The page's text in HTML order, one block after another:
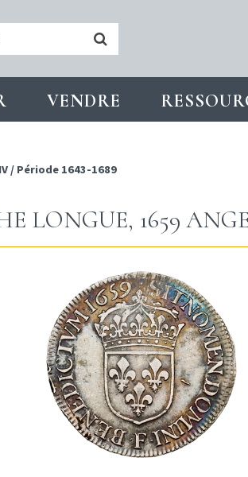
VENDRE
/ Période 1643-1689
LONGUE, 1659